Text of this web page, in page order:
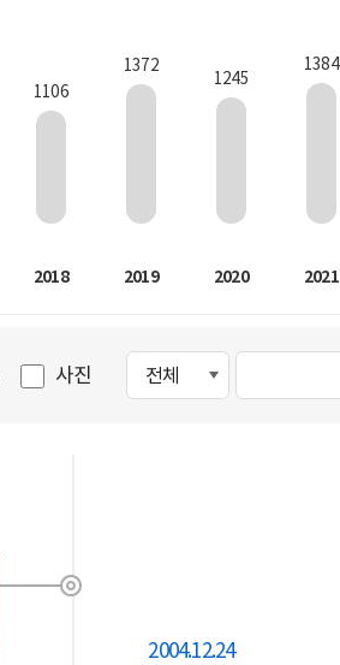
1106
2018
1372
2019
1245
2020
1384
2021
사진
2004.12.24